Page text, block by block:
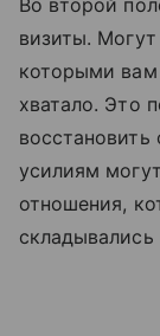
визиты.
которыми вам
хватало. Это
усилиям
отношения,